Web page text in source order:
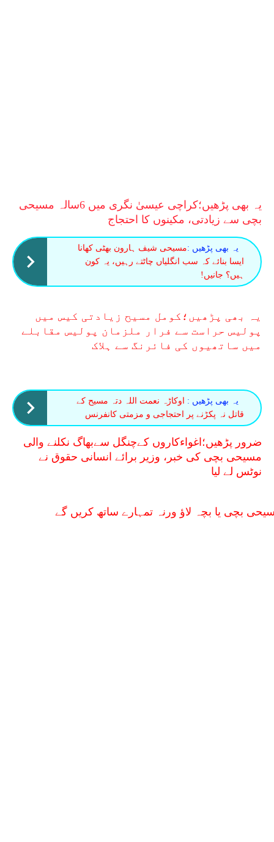
یہ بھی پڑھیں؛
کراچی عیسیٰ نگری میں 6سالہ مسیحی
بچی سے زیادتی، مکینوں کا احتجاج
یہ بھی پڑھیں :مسیحی شیف ہارون بھٹی کھانا
ایسا بنائے کہ سب انگلیاں چاٹتے رہیں، یہ کون
ہیں؟ جانیں!
یہ بھی پڑھیں؛کومل مسیح زیادتی کیس میں
پولیس حراست سے فرار ملزمان پولیس مقابلے
میں ساتھیوں کی فائرنگ سے ہلاک
یہ بھی پڑھیں : اوکاڑہ نعمت اللہ دتہ مسیح کے
قاتل نہ پکڑنے پر احتجاجی و مزمتی کانفرنس
ضرور پڑھیں؛اغواءکاروں کےچنگل سےبھاگ نکلنے والی
مسیحی بچی کی خبر، وزیر برائے انسانی حقوق نے
نوٹس لے لیا
بچی یا بچہ لاؤ ورنہ تمہارے ساتھ کریں گے